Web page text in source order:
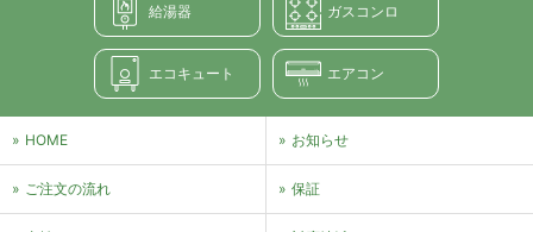
給湯器 ガスコンロ
エコキュート エアコン
HOME お知らせ
ご注文の流れ 保証